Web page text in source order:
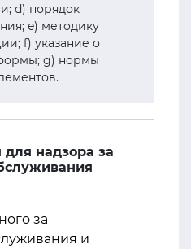
d) порядок
e) методику
f) указание о
g) нормы
для надзора за
за
и